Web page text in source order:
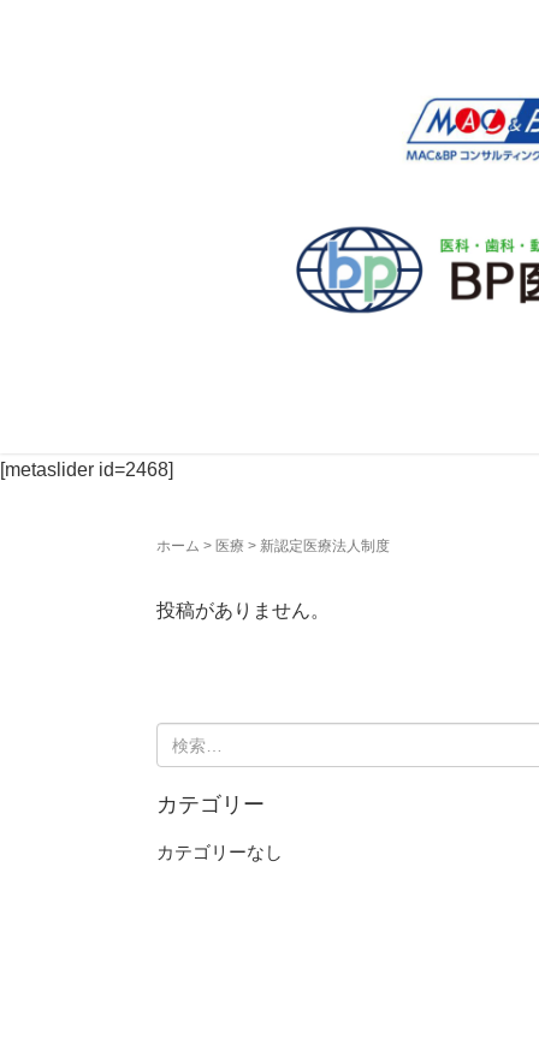
[metaslider id=2468]
ホーム > 医療 > 新認定医療法人制度
投稿がありません。
索:
カテゴリー
カテゴリーなし